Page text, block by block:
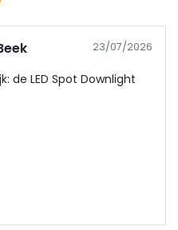
23/07/2026
de LED Spot Downlight